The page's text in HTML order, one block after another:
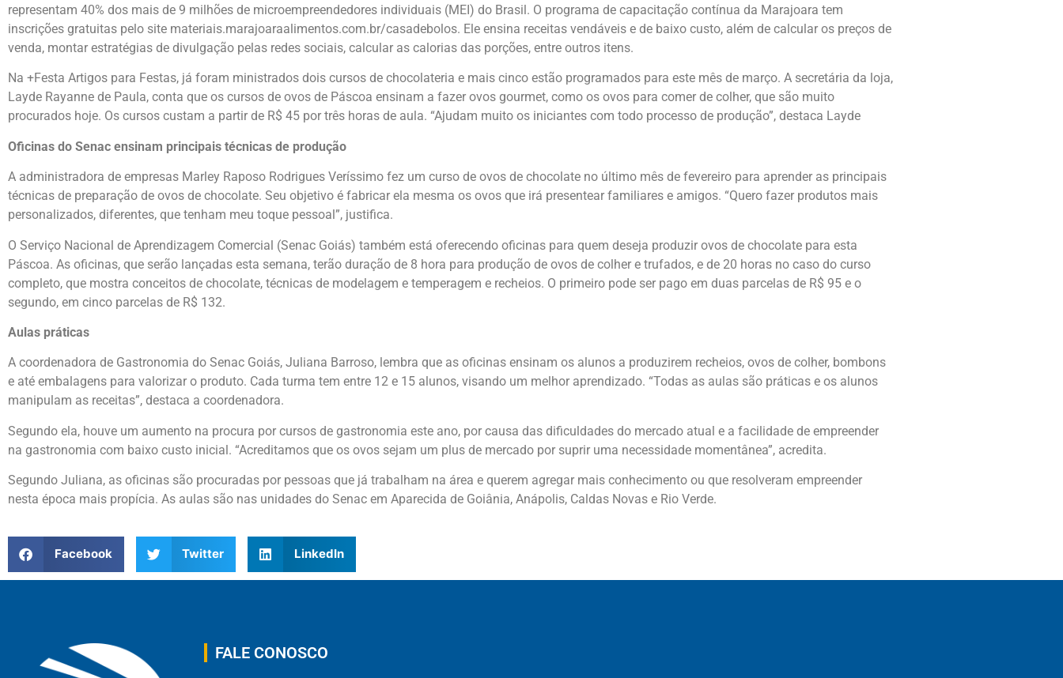
representam 40% dos mais de 9 milhões de microempreendedores individuais (MEI) do Brasil. O programa de capacitação contínua da Marajoara tem
inscrições gratuitas pelo site materiais.marajoaraalimentos.com.br/casadebolos. Ele ensina receitas vendáveis e de baixo custo, além de calcular os preços de
venda, montar estratégias de divulgação pelas redes sociais, calcular as calorias das porções, entre outros itens.
Na +Festa Artigos para Festas, já foram ministrados dois cursos de chocolateria e mais cinco estão programados para este mês de março. A secretária da loja,
Layde Rayanne de Paula, conta que os cursos de ovos de Páscoa ensinam a fazer ovos gourmet, como os ovos para comer de colher, que são muito
procurados hoje. Os cursos custam a partir de R$ 45 por três horas de aula. “Ajudam muito os iniciantes com todo processo de produção”, destaca Layde
Oficinas do Senac ensinam principais técnicas de produção
A administradora de empresas Marley Raposo Rodrigues Veríssimo fez um curso de ovos de chocolate no último mês de fevereiro para aprender as principais
técnicas de preparação de ovos de chocolate. Seu objetivo é fabricar ela mesma os ovos que irá presentear familiares e amigos. “Quero fazer produtos mais
personalizados, diferentes, que tenham meu toque pessoal”, justifica.
O Serviço Nacional de Aprendizagem Comercial (Senac Goiás) também está oferecendo oficinas para quem deseja produzir ovos de chocolate para esta
Páscoa. As oficinas, que serão lançadas esta semana, terão duração de 8 hora para produção de ovos de colher e trufados, e de 20 horas no caso do curso
completo, que mostra conceitos de chocolate, técnicas de modelagem e temperagem e recheios. O primeiro pode ser pago em duas parcelas de R$ 95 e o
segundo, em cinco parcelas de R$ 132.
Aulas práticas
A coordenadora de Gastronomia do Senac Goiás, Juliana Barroso, lembra que as oficinas ensinam os alunos a produzirem recheios, ovos de colher, bombons
e até embalagens para valorizar o produto. Cada turma tem entre 12 e 15 alunos, visando um melhor aprendizado. “Todas as aulas são práticas e os alunos
manipulam as receitas”, destaca a coordenadora.
Segundo ela, houve um aumento na procura por cursos de gastronomia este ano, por causa das dificuldades do mercado atual e a facilidade de empreender
na gastronomia com baixo custo inicial. “Acreditamos que os ovos sejam um plus de mercado por suprir uma necessidade momentânea”, acredita.
Segundo Juliana, as oficinas são procuradas por pessoas que já trabalham na área e querem agregar mais conhecimento ou que resolveram empreender
nesta época mais propícia. As aulas são nas unidades do Senac em Aparecida de Goiânia, Anápolis, Caldas Novas e Rio Verde.
Facebook Twitter LinkedIn
FALE CONOSCO